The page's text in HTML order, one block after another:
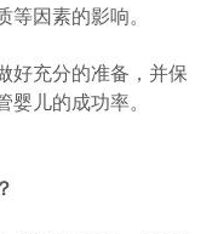
因素的影响。
好充分的准备，并保
儿的成功率。